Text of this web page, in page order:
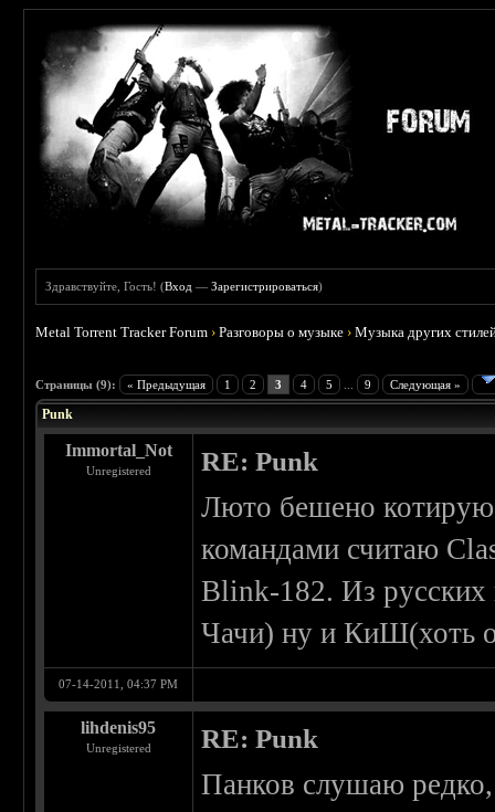
Здравствуйте, Гость! (Вход —Зарегистрироваться)
Metal Torrent Tracker Forum ›Разговоры о музыке ›Музыка других
Страницы (9): « Предыдущая 1 2 3 4 5 9 Следующая »
Punk
Immortal_Not
Unregistered RE: Punk
Люто бешено
командами считаю
Blink-182. Из
Чачи) ну и КиШ(хоть
07-14-2011, 04:37 PM
lihdenis95
Unregistered RE: Punk
Панков слушаю